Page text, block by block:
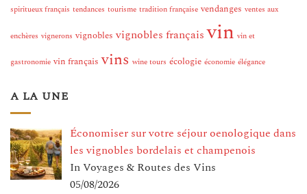
spiritueux français tendances tourisme tradition française vendanges ventes aux
enchères vignerons vignobles vignobles français vin vin et
gastronomie vin français vins wine tours écologie économie élégance
A LA UNE
Économiser sur votre séjour oenologique dans
les vignobles bordelais et champenois
In Voyages & Routes des Vins
05/08/2026